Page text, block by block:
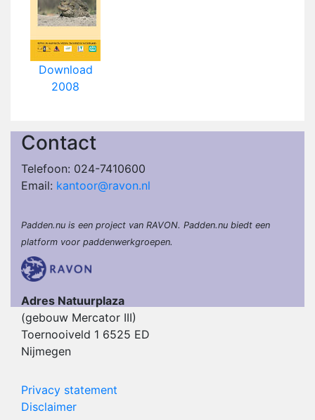
Download
2008
Contact
Telefoon: 024-7410600
Email: kantoor@ravon.nl
Padden.nu is een project van RAVON. Padden.nu biedt een
platform voor paddenwerkgroepen.
Adres Natuurplaza
(gebouw Mercator III)
Toernooiveld 1 6525 ED
Nijmegen
Privacy statement
Disclaimer